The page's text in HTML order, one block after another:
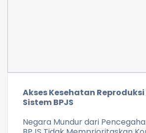
Akses Kesehatan
Sistem BPJS
Negara Mundur dari